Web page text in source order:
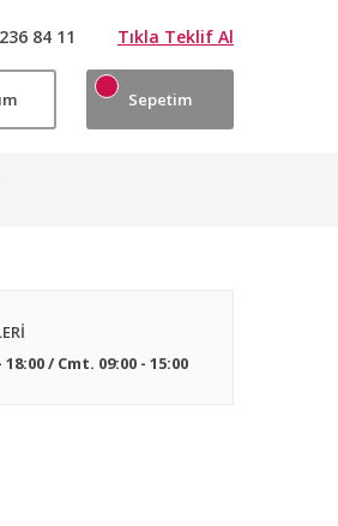
84 11 Tıkla Teklif Al
Sepetim
/ Cmt. 09:00 - 15:00